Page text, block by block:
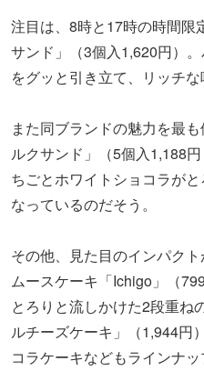
注目は、8時と17時の時間限
サンド」（3個入1,620円）
をグッと引き立て、リッチ
また同ブランドの魅力を最
ルクサンド」（5個入1,188
ちごとホワイトショコラが
なっているのだそう。
その他、見た目のインパク
ムースケーキ「Ichigo」（
とろりと流しかけた2段重ね
ルチーズケーキ」（1,944円
コラケーキなどもラインナッ